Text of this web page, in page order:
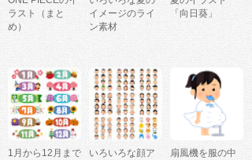
ラスト（まと
め）
イメージのライ
ン素材
「向日葵」
1月から12月まで
いろいろな顔ア
扇風機を服の中